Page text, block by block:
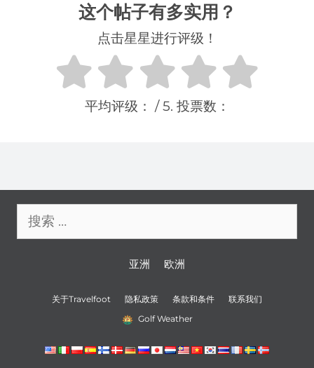
这个帖子有多实用？
点击星星进行评级！
平均评级： / 5. 投票数：
索：
亚洲 欧洲
关于Travelfoot 隐私政策 条款和条件
联系我们
Golf Weather